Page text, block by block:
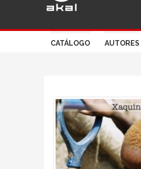
CATÁLOGO AUTORES